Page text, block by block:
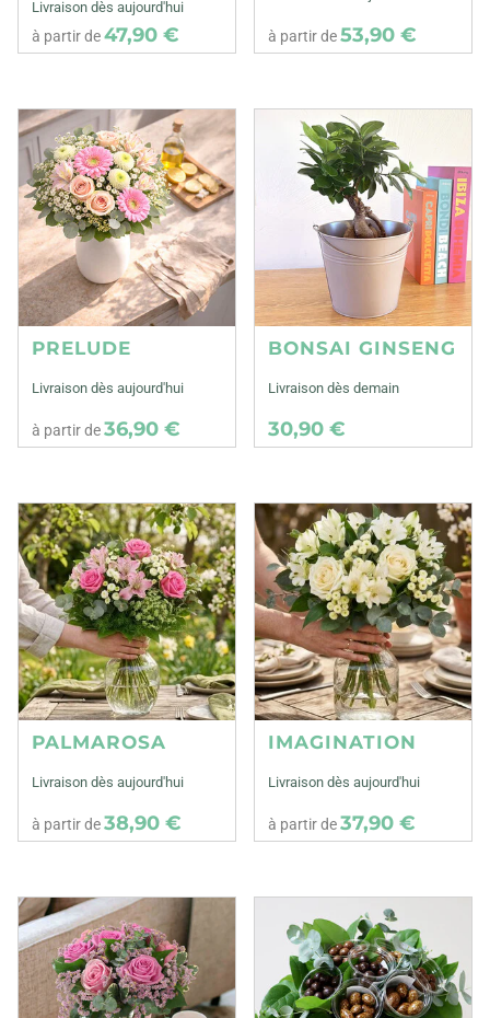
Livraison dès aujourd'hui
à partir de47,90 € à partir de53,90 €
PRELUDE
Livraison dès aujourd'hui
à partir de36,90 €
BONSAI GINSENG
Livraison dès demain
30,90 €
PALMAROSA
Livraison dès aujourd'hui
à partir de38,90 €
IMAGINATION
Livraison dès aujourd'hui
à partir de37,90 €